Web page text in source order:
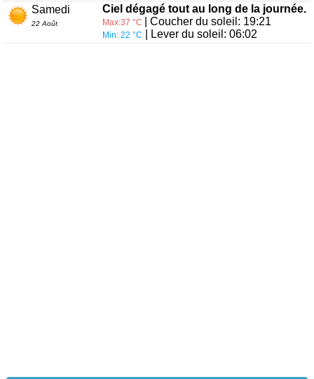
Samedi
22 Août
Ciel dégagé tout au long de la journée.
Max:37 °C | Coucher du soleil: 19:21
Min: 22 °C | Lever du soleil: 06:02